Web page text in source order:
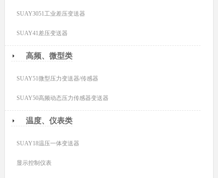
SUAY3051工业差压变送器
SUAY41差压变送器
高频、微型类
SUAY51微型压力变送器/传感器
SUAY50高频动态压力传感器变送器
温度、仪表类
SUAY18温压一体变送器
显示控制仪表